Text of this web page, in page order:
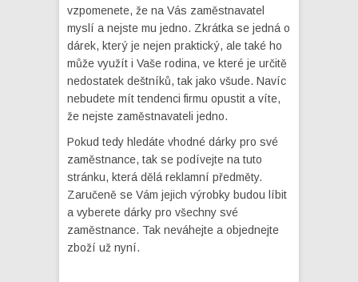
vzpomenete, že na Vás zaměstnavatel
myslí a nejste mu jedno. Zkrátka se jedná o
dárek, který je nejen praktický, ale také ho
může využít i Vaše rodina, ve které je určitě
nedostatek deštníků, tak jako všude. Navíc
nebudete mít tendenci firmu opustit a víte,
že nejste zaměstnavateli jedno.
Pokud tedy hledáte vhodné dárky pro své
zaměstnance, tak se podívejte na tuto
stránku, která dělá reklamní předměty.
Zaručeně se Vám jejich výrobky budou líbit
a vyberete dárky pro všechny své
zaměstnance. Tak neváhejte a objednejte
zboží už nyní.